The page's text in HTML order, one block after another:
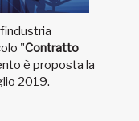
"Contratto
è proposta la
2019.